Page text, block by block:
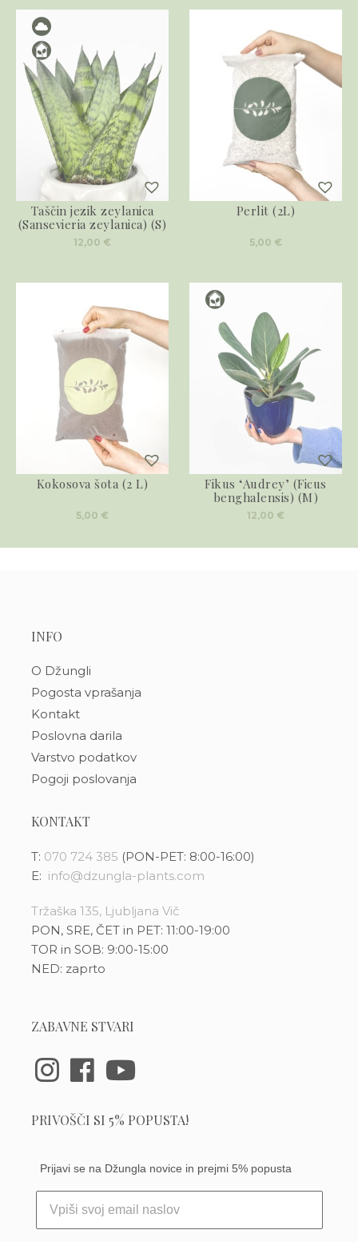
Taščin jezik zeylanica
(Sansevieria zeylanica) (S)
12,00 €
Perlit (2L)
5,00 €
Kokosova šota (2 L)
5,00 €
Fikus ‘Audrey’ (Ficus
benghalensis) (M)
12,00 €
INFO
O Džungli
Pogosta vprašanja
Kontakt
Poslovna darila
Varstvo podatkov
Pogoji poslovanja
KONTAKT
T: 070 724 385 (PON-PET: 8:00-16:00)
E: info@dzungla-plants.com
Tržaška 135, Ljubljana Vič
PON, SRE, ČET in PET: 11:00-19:00
TOR in SOB: 9:00-15:00
NED: zaprto
ZABAVNE STVARI
PRIVOŠČI SI 5% POPUSTA!
Prijavi se na Džungla novice in prejmi 5% popusta